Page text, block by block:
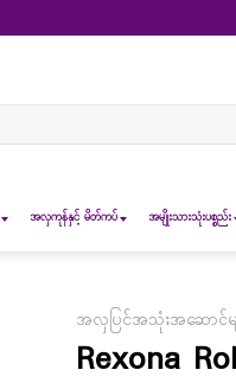
အလှကုန်နှင့် မိတ်ကပ် အမျိုးသားသုံးပစ္စည်း
အလှပြင်အသုံးအဆောင်မ
Rexona